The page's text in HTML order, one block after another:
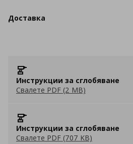
Доставка
Инструкции за сглобяване
Свалете PDF (2 MB)
Инструкции за сглобяване
Свалете PDF (707 KB)